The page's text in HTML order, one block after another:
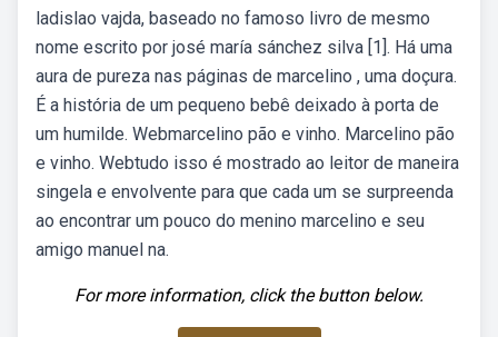
ladislao vajda, baseado no famoso livro de mesmo
nome escrito por josé maría sánchez silva [1]. Há uma
aura de pureza nas páginas de marcelino , uma doçura.
É a história de um pequeno bebê deixado à porta de
um humilde. Webmarcelino pão e vinho. Marcelino pão
e vinho. Webtudo isso é mostrado ao leitor de maneira
singela e envolvente para que cada um se surpreenda
ao encontrar um pouco do menino marcelino e seu
amigo manuel na.
For more information, click the button below.